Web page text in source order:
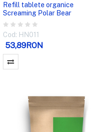
Refill tablete organice
Screaming Polar Bear
Cod: HN011
53,89RON